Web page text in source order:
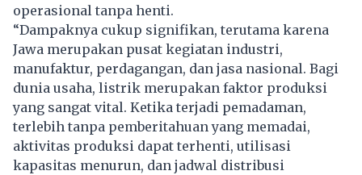
operasional tanpa henti.
“Dampaknya cukup signifikan, terutama karena
Jawa merupakan pusat kegiatan industri,
manufaktur, perdagangan, dan jasa nasional. Bagi
dunia usaha, listrik merupakan faktor produksi
yang sangat vital. Ketika terjadi pemadaman,
terlebih tanpa pemberitahuan yang memadai,
aktivitas produksi dapat terhenti, utilisasi
kapasitas menurun, dan jadwal distribusi